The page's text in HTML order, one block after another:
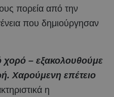
πορεία από την
που δημιούργησαν
χορό – εξακολουθούμε
Χαρούμενη επέτειο
η